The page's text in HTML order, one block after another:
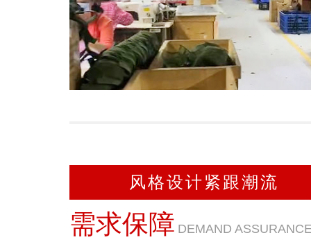
风格设计紧跟潮流
需求保障 DEMAND